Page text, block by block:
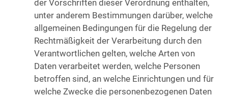
der Vorschriften dieser Verordnung enthalten,
unter anderem Bestimmungen darüber, welche
allgemeinen Bedingungen für die Regelung der
Rechtmäßigkeit der Verarbeitung durch den
Verantwortlichen gelten, welche Arten von
Daten verarbeitet werden, welche Personen
betroffen sind, an welche Einrichtungen und für
welche Zwecke die personenbezogenen Daten